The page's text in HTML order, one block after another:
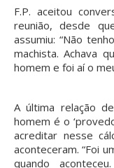
F.P. aceitou
reunião, desde
assumiu: “Não
machista. Achava
homem e foi aí o
A última relação
homem é o
acreditar nesse
aconteceram. “Foi
quando